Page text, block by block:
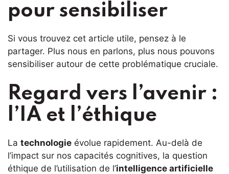
pour sensibiliser
Si vous trouvez cet article utile, pensez à le
partager. Plus nous en parlons, plus nous pouvons
sensibiliser autour de cette problématique cruciale.
Regard vers l’avenir :
l’IA et l’éthique
La technologie évolue rapidement. Au-delà de
l’impact sur nos capacités cognitives, la question
éthique de l’utilisation de l’intelligence artificielle